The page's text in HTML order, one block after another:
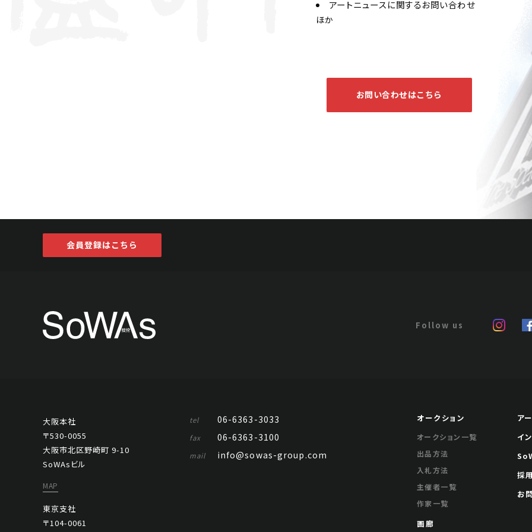
アートニュースに関するお問い合わせ
ほか
お問い合わせはこちら
会員登録はこちら
大阪本社
〒530-0055
大阪市北区野崎町 9-10
SoWAsビル
MAP
東京支社
〒104-0061
tel 06-6363-3033
fax 06-6363-3100
mail info@sowas-group.com
オークション
オークション一覧
出品方法
入札方法
主催者一覧
作家一覧
画廊
ア
イ
採
お